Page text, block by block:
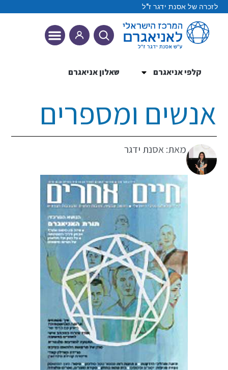
לזכרה של אסנת ידגר ז"ל
קלפי אניאגרם שאלון אניאגרם
אנשים ומספרים
מאת: אסנת ידגר